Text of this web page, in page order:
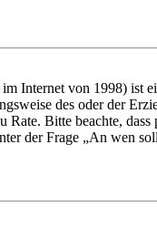
Internet von 1998) ist
des oder der
Bitte beachte,
der Frage „An wen